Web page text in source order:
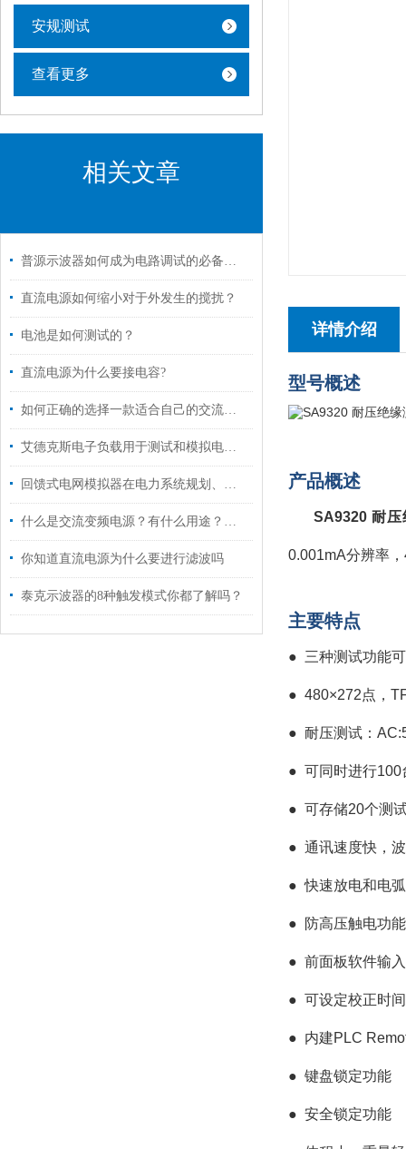
安规测试
查看更多
相关文章
普源示波器如何成为电路调试的必备神器？
直流电源如何缩小对于外发生的搅扰？
电池是如何测试的？
直流电源为什么要接电容?
如何正确的选择一款适合自己的交流电源
艾德克斯电子负载用于测试和模拟电源的负载条件
回馈式电网模拟器在电力系统规划、运营和维护方面起着重要的作用
什么是交流变频电源？有什么用途？主要应用哪方面？
你知道直流电源为什么要进行滤波吗
泰克示波器的8种触发模式你都了解吗？
详情介绍
型号概述
产品概述
SA9320 耐
0.001mA分辨率
主要特点
● 三种测试功能
● 480×272点，
● 耐压测试：
● 可同时进行100
● 可存储20个测
● 通讯速度快，
●快速放电和电
● 防高压触电功
● 前面板软件输
● 可设定校正时
● 内建PLC
● 键盘锁定功能
● 安全锁定功能